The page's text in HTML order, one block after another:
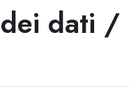
dati /